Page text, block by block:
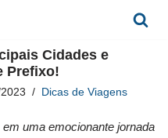
Cidades e
Prefixo!
Dicas de Viagens
uma emocionante jornada